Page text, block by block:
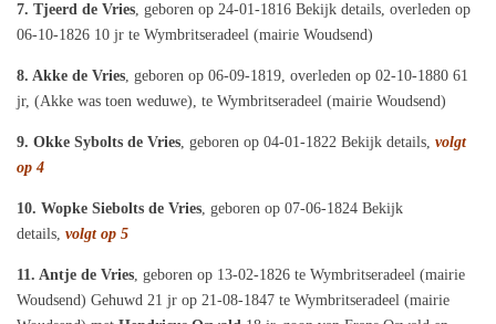
7. Tjeerd de Vries, geboren op 24-01-1816 Bekijk details, overleden op
06-10-1826 10 jr te Wymbritseradeel (mairie Woudsend)
8. Akke de Vries, geboren op 06-09-1819, overleden op 02-10-1880 61
jr, (Akke was toen weduwe), te Wymbritseradeel (mairie Woudsend)
9. Okke Sybolts de Vries, geboren op 04-01-1822 Bekijk details, volgt
op 4
10. Wopke Siebolts de Vries, geboren op 07-06-1824 Bekijk
details, volgt op 5
11. Antje de Vries, geboren op 13-02-1826 te Wymbritseradeel (mairie
Woudsend) Gehuwd 21 jr op 21-08-1847 te Wymbritseradeel (mairie